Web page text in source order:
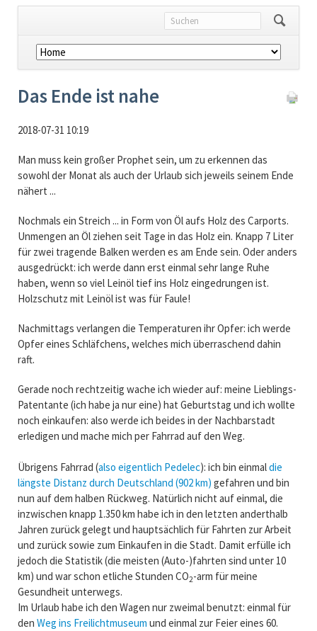
Navigation
überspringen
Das Ende ist nahe
2018-07-31 10:19
Man muss kein großer Prophet sein, um zu erkennen das
sowohl der Monat als auch der Urlaub sich jeweils seinem Ende
nähert ...
Nochmals ein Streich ... in Form von Öl aufs Holz des Carports.
Unmengen an Öl ziehen seit Tage in das Holz ein. Knapp 7 Liter
für zwei tragende Balken werden es am Ende sein. Oder anders
ausgedrückt: ich werde dann erst einmal sehr lange Ruhe
haben, wenn so viel Leinöl tief ins Holz eingedrungen ist.
Holzschutz mit Leinöl ist was für Faule!
Nachmittags verlangen die Temperaturen ihr Opfer: ich werde
Opfer eines Schläfchens, welches mich überraschend dahin
raft.
Gerade noch rechtzeitig wache ich wieder auf: meine Lieblings-
Patentante (ich habe ja nur eine) hat Geburtstag und ich wollte
noch einkaufen: also werde ich beides in der Nachbarstadt
erledigen und mache mich per Fahrrad auf den Weg.
Übrigens Fahrrad (also eigentlich Pedelec): ich bin einmaldie
längste Distanz durch Deutschland (902 km) gefahren und bin
nun auf dem halben Rückweg. Natürlich nicht auf einmal, die
inzwischen knapp 1.350 km habe ich in den letzten anderthalb
Jahren zurück gelegt und hauptsächlich für Fahrten zur Arbeit
und zurück sowie zum Einkaufen in die Stadt. Damit erfülle ich
jedoch die Statistik (die meisten (Auto-)fahrten sind unter 10
km) und war schon etliche Stunden CO2-arm für meine
Gesundheit unterwegs.
Im Urlaub habe ich den Wagen nur zweimal benutzt: einmal für
den Weg ins Freilichtmuseum und einmal zur Feier eines 60.